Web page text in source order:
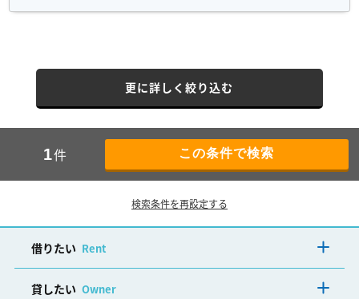
更に詳しく絞り込む
1件
検索条件を再設定する
借りたい Rent
貸したい Owner